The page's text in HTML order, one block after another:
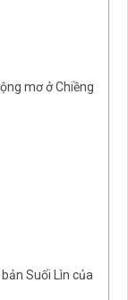
mơ ở Chiềng
Suối Lìn của